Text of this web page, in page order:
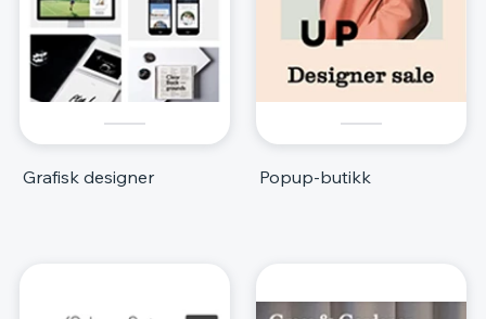
Grafisk designer Popup-butikk